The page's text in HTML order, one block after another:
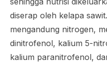
diserap oleh kelapa
mengandung nitrogen,
dinitrofenol, kalium 5-
kalium paranitrofenol,